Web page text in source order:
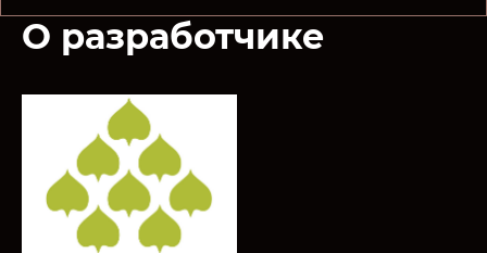
О разработчике